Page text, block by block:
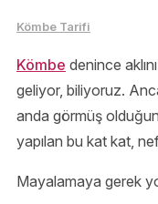
Kömbe Tarifi
Kömbe denince
geliyor, biliyoruz.
anda görmüş
yapılan bu kat kat,
Mayalamaya gerek